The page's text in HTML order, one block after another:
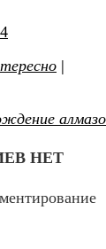
4
|
НЕТ